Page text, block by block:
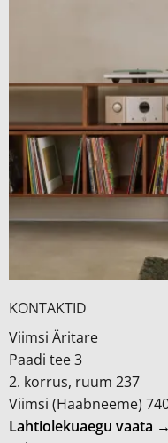
KONTAKTID
Viimsi Äritare
Paadi tee 3
2. korrus, ruum 237
Viimsi (Haabneeme)
Lahtiolekuaegu vaata